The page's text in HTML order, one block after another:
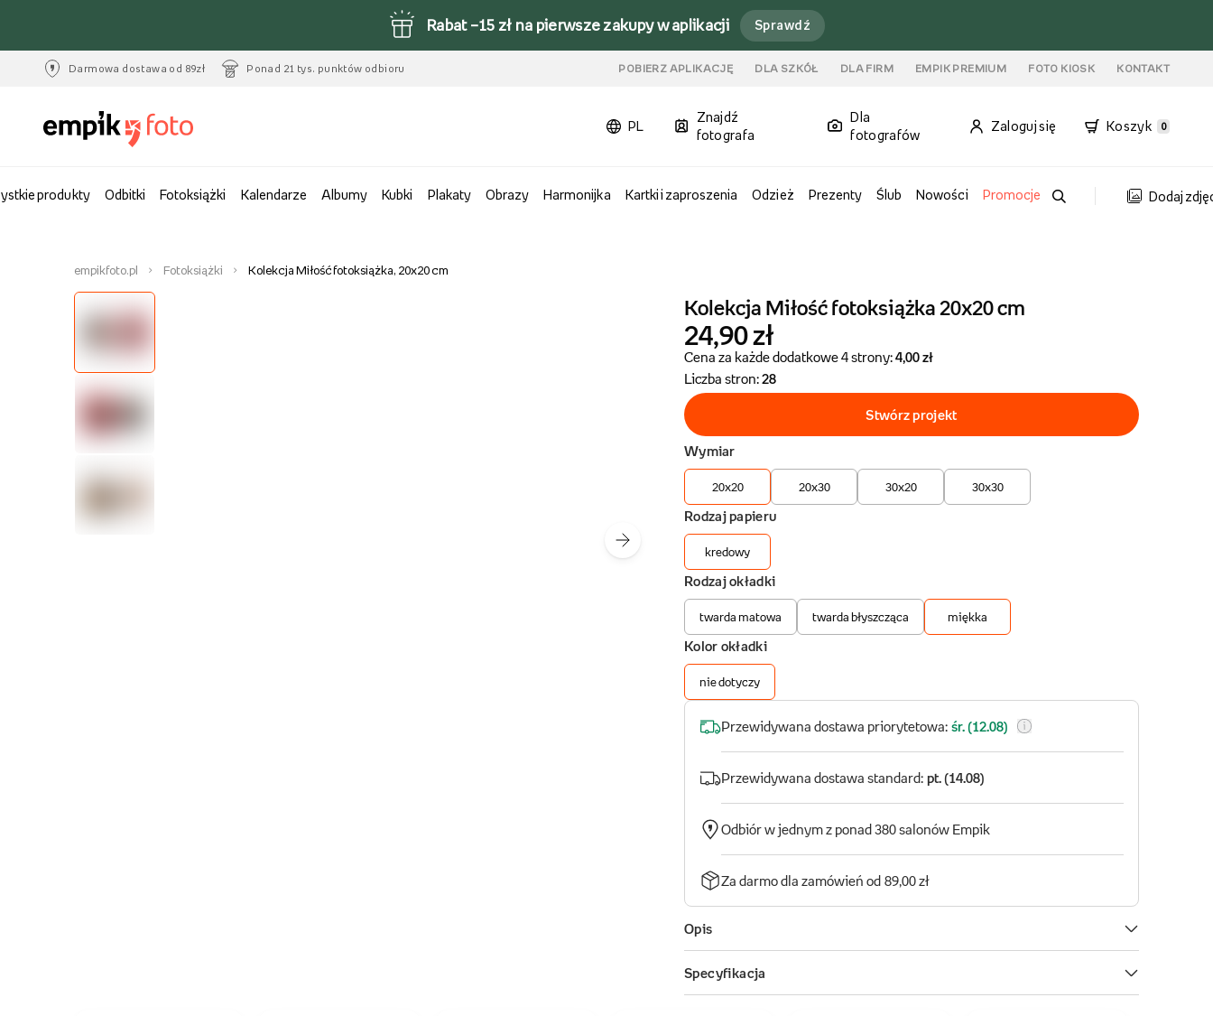
Rabat –15 zł na pierwsze zakupy w aplikacji Sprawdź
Darmowa dostawa od 89zł Ponad 21 tys. punktów odbioru POBIERZ APLIKACJĘ DLA SZKÓŁ DLA FIRM EMPIK PREMIUM FOTO KIOSK KONTAKT
PL
Znajdź
fotografa
Dla
fotografów
Zaloguj się Koszyk 0
produkty Odbitki Fotoksiążki Kalendarze Albumy Kubki Plakaty Obrazy Harmonijka Kartki i zaproszenia Odzież Prezenty Ślub Nowości Promocje Dodaj
empikfoto.pl Fotoksiążki Kolekcja Miłość fotoksiążka, 20x20 cm